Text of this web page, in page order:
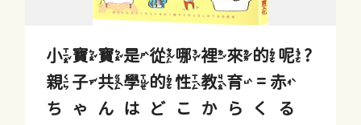
小寶寶是從哪裡來的呢?
親子共學的性教育 = 赤
ちゃんはどこからくる